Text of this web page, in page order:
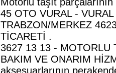
45 OTO VURAL -
TRABZON/MERKEZ
TİCARETİ .
3627 13 13 - MOTORLU
BAKIM VE ONARIM
aksesuarlarının